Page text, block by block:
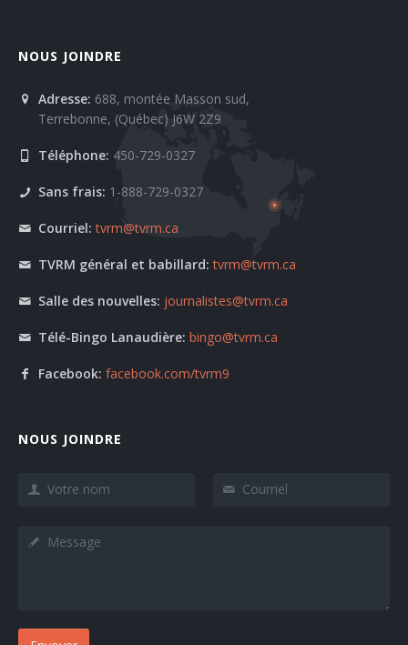
NOUS JOINDRE
Adresse: 688, montée Masson sud,
Terrebonne, (Québec) J6W 2Z9
Téléphone: 450-729-0327
Sans frais: 1-888-729-0327
Courriel: tvrm@tvrm.ca
TVRM général et babillard: tvrm@tvrm.ca
Salle des nouvelles: journalistes@tvrm.ca
Télé-Bingo Lanaudière: bingo@tvrm.ca
Facebook: facebook.com/tvrm9
NOUS JOINDRE